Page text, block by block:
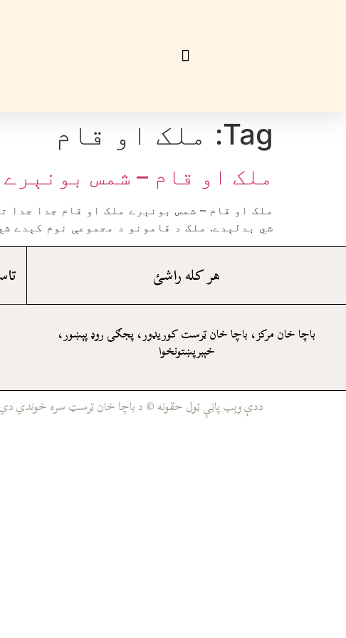
Tag: ملک او قام
ملک او قام – شمس بونېرے
ملک او قام – شمس بونېرے ملک او قام جدا جدا
شي بدلېدے. ملک د قامونو د مجموعې نوم کېدے
هر کله راشئ
باچا خان مرکز، باچا خان ټرست کوريډور، پجګۍ روډ پېښور،
خېبرپښتونخوا
ددې وېب پاڼې ټول حقونه © د باچا خان ټرسټ سره خوندي دي۔